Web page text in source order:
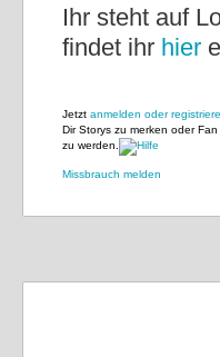
Ihr steht auf
findet ihr hier
Jetzt anmelden oder
Dir Storys zu merken oder
zu werden.
Missbrauch melden